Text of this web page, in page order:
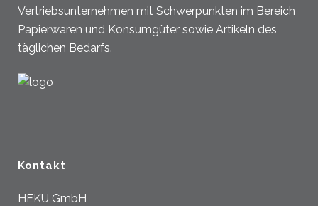
Vertriebsunternehmen mit Schwerpunkten im Bereich
Papierwaren und Konsumgüter sowie Artikeln des
täglichen Bedarfs.
Kontakt
HEKU GmbH